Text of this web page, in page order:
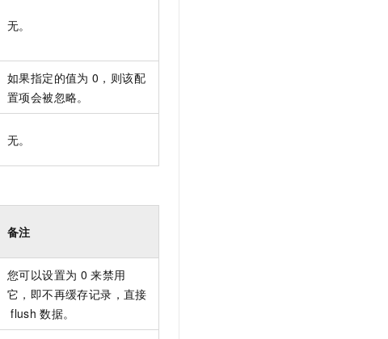
无。
如果指定的值为 0，则该配
置项会被忽略。
无。
备注
您可以设置为 0 来禁用
它，即不再缓存记录，直接
flush 数据。